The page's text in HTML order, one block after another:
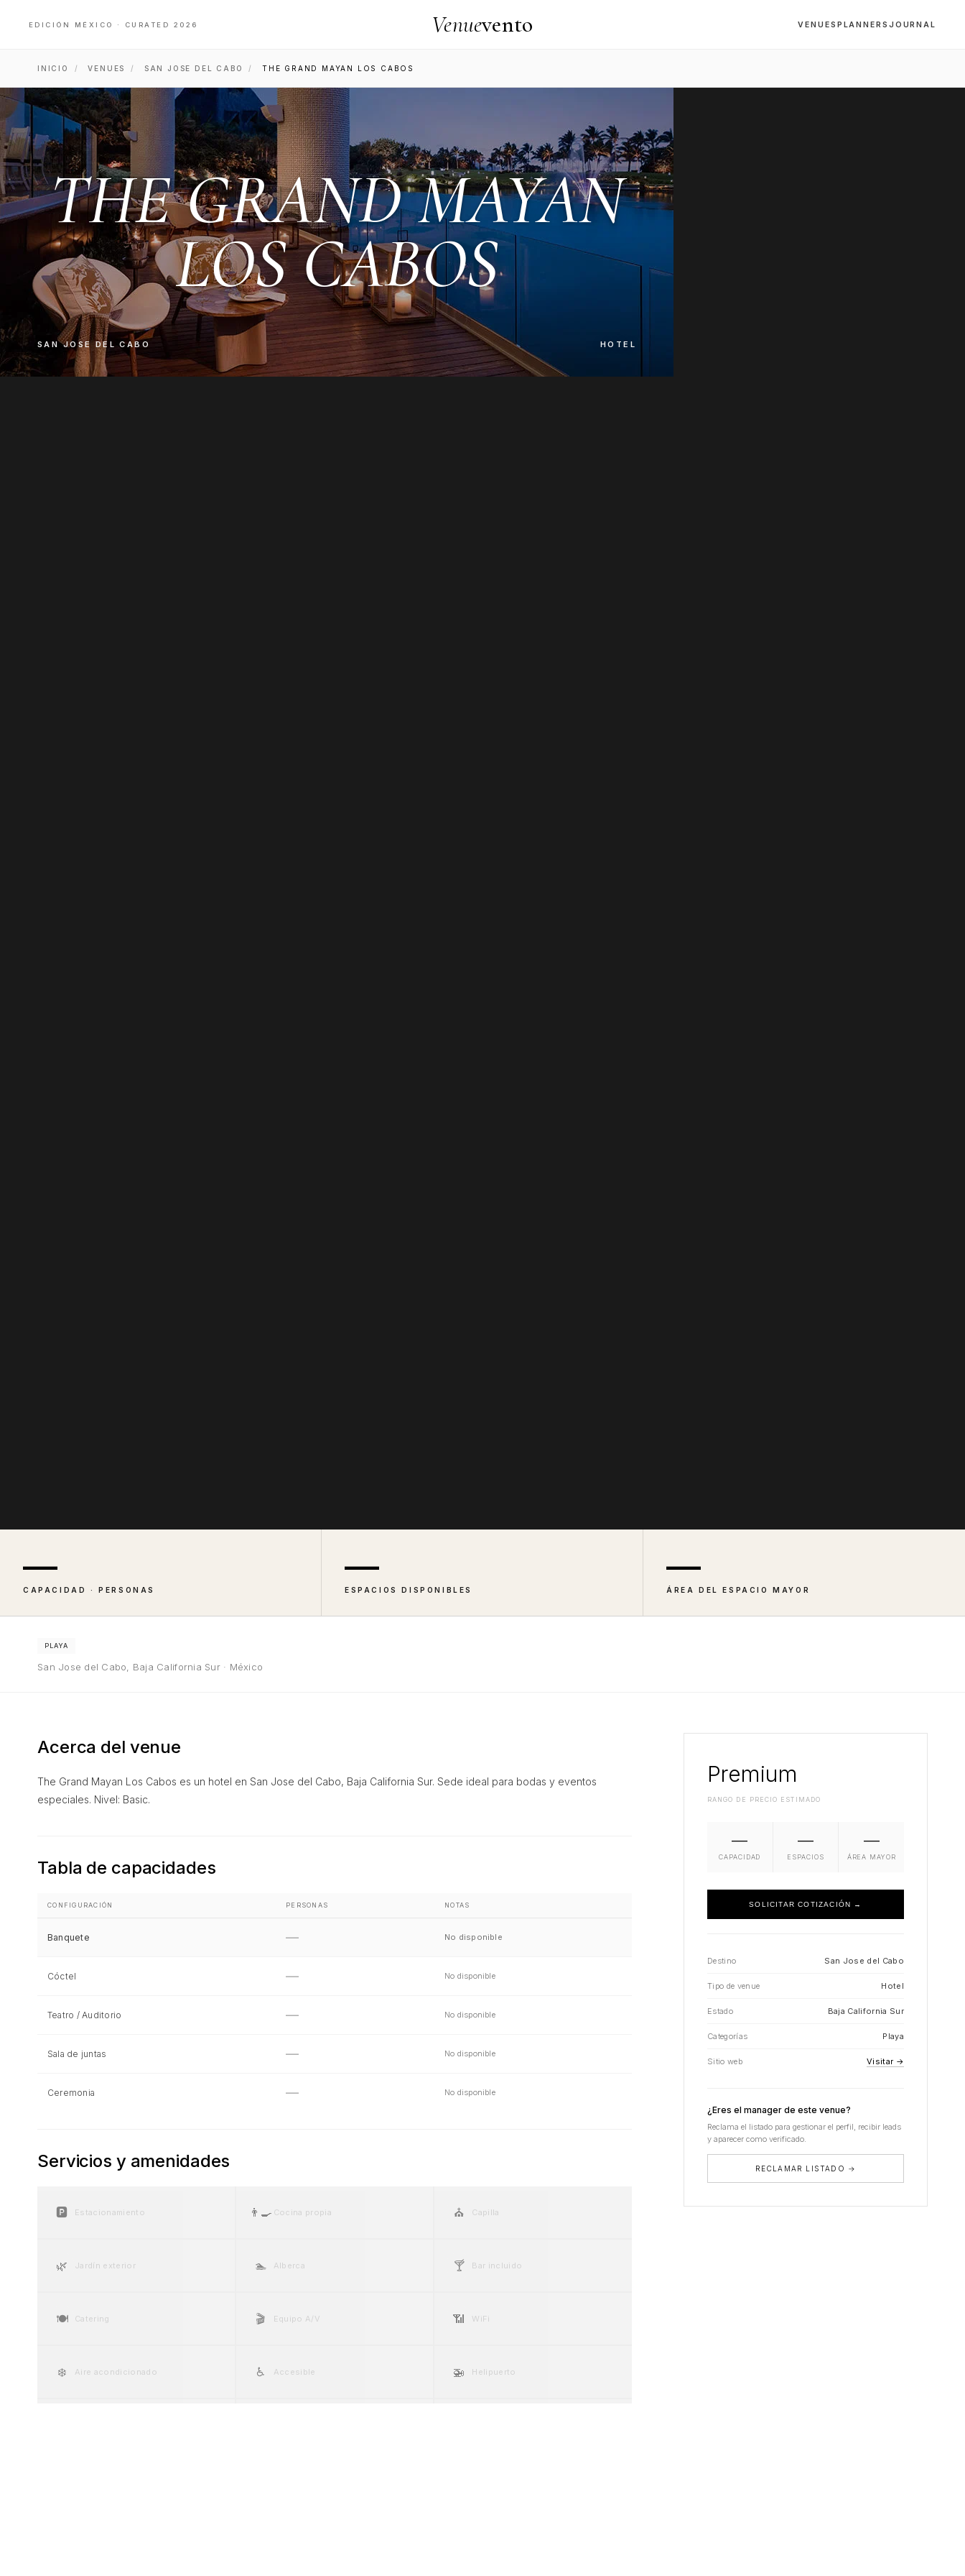
EDICIÓN MÉXICO · CURATED 2026 Venuevento VENUES PLANNERS JOURNAL
INICIO / VENUES / SAN JOSE DEL CABO / THE GRAND MAYAN LOS CABOS
THE GRAND MAYAN
LOS CABOS
SAN JOSE DEL CABO HOTEL
—
CAPACIDAD · PERSONAS
—
ESPACIOS DISPONIBLES
—
ÁREA DEL ESPACIO MAYOR
PLAYA
San Jose del Cabo, Baja California Sur · México
Acerca del venue
The Grand Mayan Los Cabos es un hotel en San Jose del Cabo, Baja California Sur. Sede ideal para bodas y eventos
especiales. Nivel: Basic.
Tabla de capacidades
CONFIGURACIÓN PERSONAS NOTAS
Banquete — No disponible
Cóctel — No disponible
Teatro / Auditorio — No disponible
Sala de juntas — No disponible
Ceremonia — No disponible
Servicios y amenidades
🅿️ Estacionamiento 👨‍🍳 Cocina propia ⛪ Capilla
🌿 Jardín exterior 🏊 Alberca 🍸 Bar incluido
🍽️ Catering 🎬 Equipo A/V 📶 WiFi
❄️ Aire acondicionado ♿ Accesible 🚁 Helipuerto
Premium
RANGO DE PRECIO ESTIMADO
—
CAPACIDAD
—
ESPACIOS
—
ÁREA MAYOR
SOLICITAR COTIZACIÓN →
Destino San Jose del Cabo
Tipo de venue Hotel
Estado Baja California Sur
Categorías Playa
Sitio web Visitar →
¿Eres el manager de este venue?
Reclama el listado para gestionar el perfil, recibir leads
y aparecer como verificado.
RECLAMAR LISTADO →